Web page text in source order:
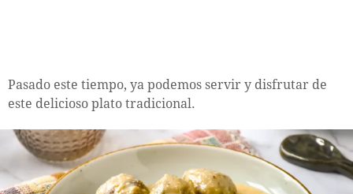
Pasado este tiempo, ya podemos servir y disfrutar de
este delicioso plato tradicional.